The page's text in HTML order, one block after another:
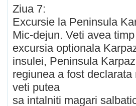
Ziua 7:
Excursie la Peninsula
Mic-dejun. Veti avea
excursia optionala
insulei, Peninsula
regiunea a fost
veti putea
sa intalniti magari